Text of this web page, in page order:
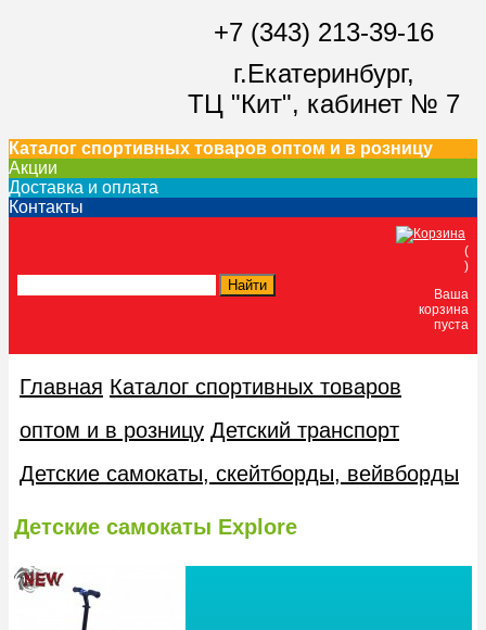
+7 (343) 213-39-16
г.Екатеринбург,
ТЦ "Кит", кабинет № 7
Каталог спортивных товаров оптом и в розницу
Акции
Доставка и оплата
Контакты
(
)
Ваша
корзина
пуста
Главная Каталог спортивных товаров
оптом и в розницу Детский транспорт
Детские самокаты, скейтборды, вейвборды
Детские самокаты Explore